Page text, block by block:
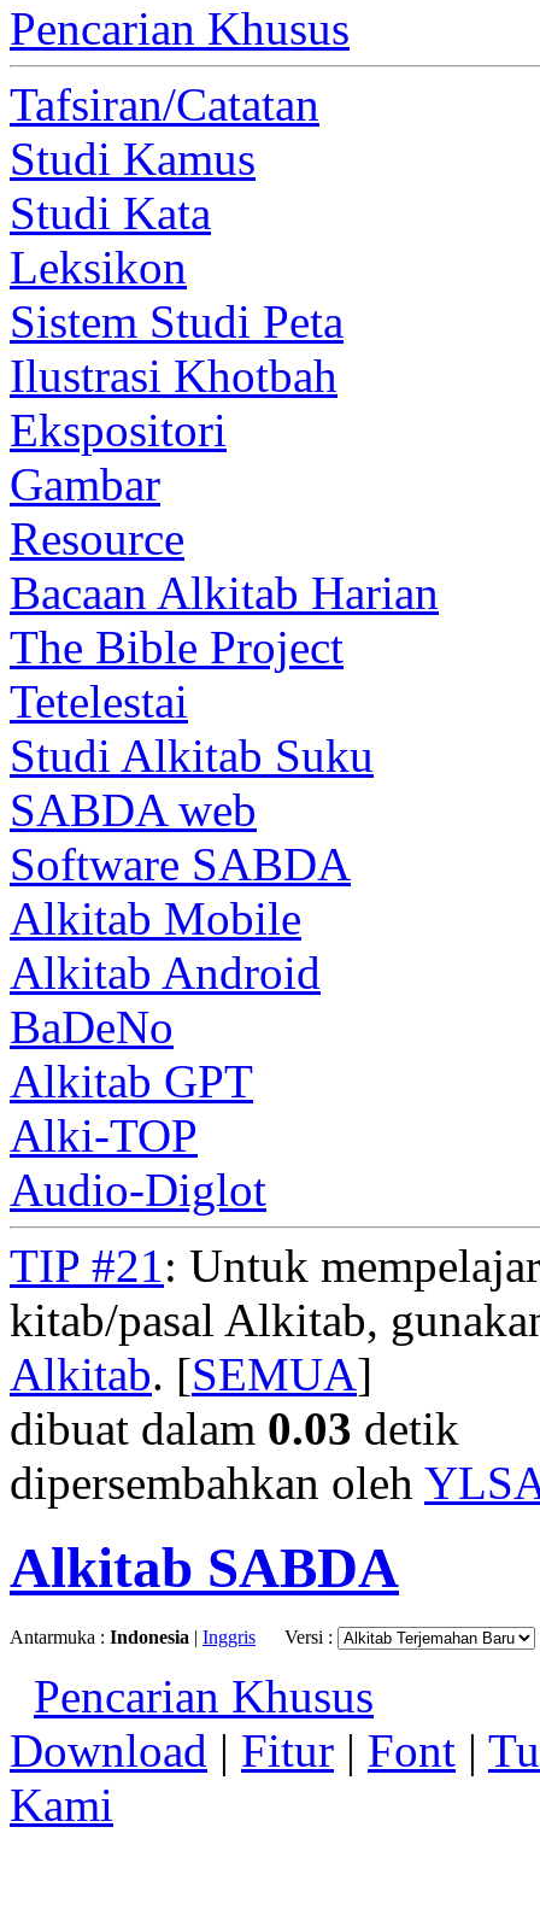
Pencarian Khusus
Tafsiran/Catatan
Studi Kamus
Studi Kata
Leksikon
Sistem Studi Peta
Ilustrasi Khotbah
Ekspositori
Gambar
Resource
Bacaan Alkitab Harian
The Bible Project
Tetelestai
Studi Alkitab Suku
SABDA web
Software SABDA
Alkitab Mobile
Alkitab Android
BaDeNo
Alkitab GPT
Alki-TOP
Audio-Diglot
TIP #21: Untuk
kitab/pasal Alkitab,
Alkitab. [SEMUA]
dibuat dalam 0.03 detik
dipersembahkan oleh
Alkitab SABDA
Antarmuka : Indonesia | Inggris Versi :
Pencarian Khusus
Download | Fitur | Font |
Kami